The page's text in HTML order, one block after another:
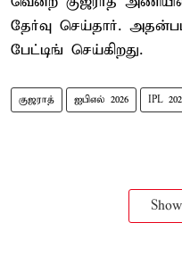
தேர்வு செய்தார்.
பேட்டிங் செய்கிறது.
குஜராத் ஐபிஎல் 2026 IPL